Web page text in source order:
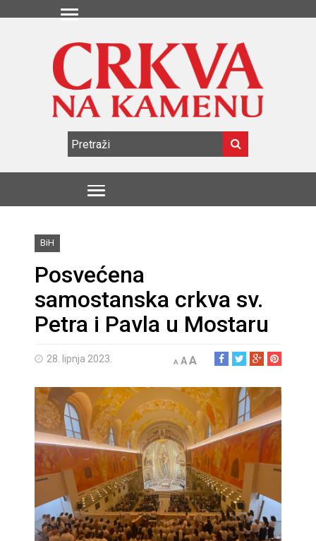
BiH
Posvećena
samostanska crkva sv.
Petra i Pavla u Mostaru
28. lipnja 2023. A AA